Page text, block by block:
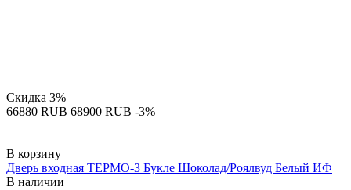
Скидка 3%
‍66880‍ RUB ‍68900‍ RUB -3%
В корзину
Дверь входная ТЕРМО-3 Букле Шоколад/Роялвуд Белый ИФ
В наличии